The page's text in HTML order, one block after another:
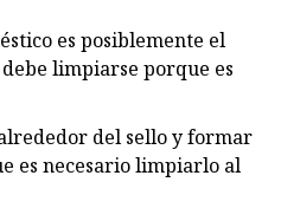
es posiblemente el
limpiarse porque es
del sello y formar
es necesario limpiarlo al